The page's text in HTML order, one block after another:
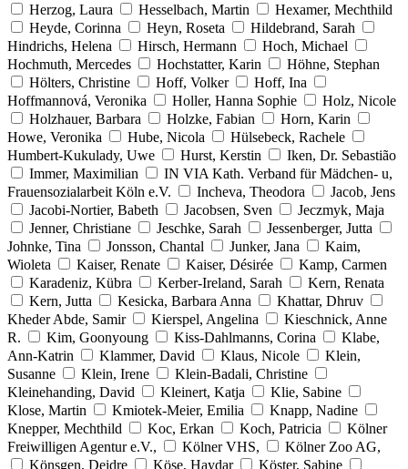
Herzog, Laura
Hesselbach, Martin
Hexamer, Mechthild
Heyde, Corinna
Heyn, Roseta
Hildebrand, Sarah
Hindrichs, Helena
Hirsch, Hermann
Hoch, Michael
Hochmuth, Mercedes
Hochstatter, Karin
Höhne, Stephan
Hölters, Christine
Hoff, Volker
Hoff, Ina
Hoffmannová, Veronika
Holler, Hanna Sophie
Holz, Nicole
Holzhauer, Barbara
Holzke, Fabian
Horn, Karin
Howe, Veronika
Hube, Nicola
Hülsebeck, Rachele
Humbert-Kukulady, Uwe
Hurst, Kerstin
Iken, Dr. Sebastião
Immer, Maximilian
IN VIA Kath. Verband für Mädchen- u,
Frauensozialarbeit Köln e.V.
Incheva, Theodora
Jacob, Jens
Jacobi-Nortier, Babeth
Jacobsen, Sven
Jeczmyk, Maja
Jenner, Christiane
Jeschke, Sarah
Jessenberger, Jutta
Johnke, Tina
Jonsson, Chantal Junker, Jana
Kaim,
Wioleta
Kaiser, Renate Kaiser, Désirée
Kamp, Carmen
Karadeniz, Kübra
Kerber-Ireland, Sarah
Kern, Renata
Kern, Jutta
Kesicka, Barbara Anna
Khattar, Dhruv
Kheder Abde, Samir
Kierspel, Angelina
Kieschnick, Anne
R.
Kim, Goonyoung Kiss-Dahlmanns, Corina
Klabe,
Ann-Katrin
Klammer, David Klaus, Nicole
Klein,
Susanne
Klein, Irene
Klein-Badali, Christine
Kleinehanding, David
Kleinert, Katja
Klie, Sabine
Klose, Martin
Kmiotek-Meier, Emilia
Knapp, Nadine
Knepper, Mechthild
Koc, Erkan Koch, Patricia
Kölner
Freiwilligen Agentur e.V.,
Kölner VHS,
Kölner Zoo AG,
Könsgen, Deidre
Köse, Haydar Köster, Sabine